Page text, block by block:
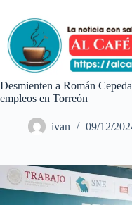
contenido
Desmienten a Román
empleos en Torreón
ivan 09/12/